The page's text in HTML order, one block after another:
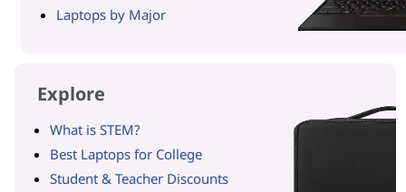
Laptops by Major
Explore
What is STEM?
Best Laptops for College
Student & Teacher Discounts